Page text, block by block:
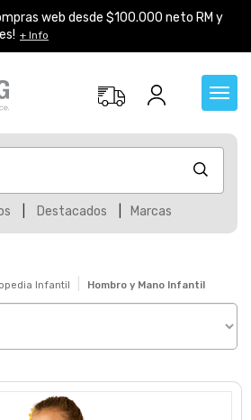
web desde $100.000 neto RM y
+ Info
Destacados Marcas
Infantil Hombro y Mano Infantil